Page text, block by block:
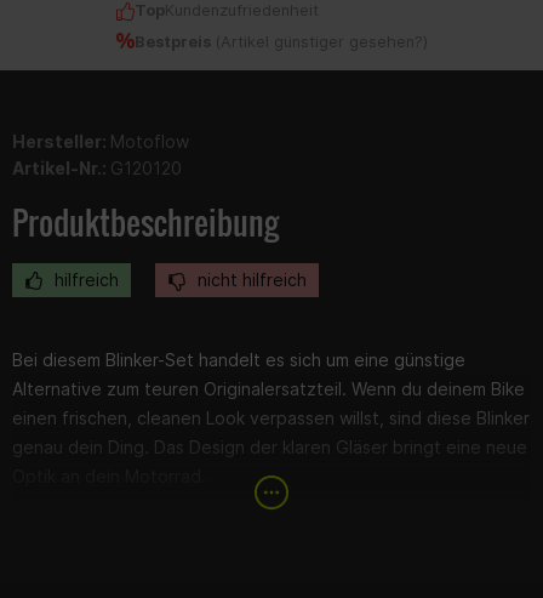
TopKundenzufriedenheit
Bestpreis ( Artikel günstiger gesehen? )
Hersteller: Motoflow
Artikel-Nr.: G120120
Produktbeschreibung
hilfreich nicht hilfreich
Bei diesem Blinker-Set handelt es sich um eine günstige
Alternative zum teuren Originalersatzteil. Wenn du deinem Bike
einen frischen, cleanen Look verpassen willst, sind diese Blinker
genau dein Ding. Das Design der klaren Gläser bringt eine neue